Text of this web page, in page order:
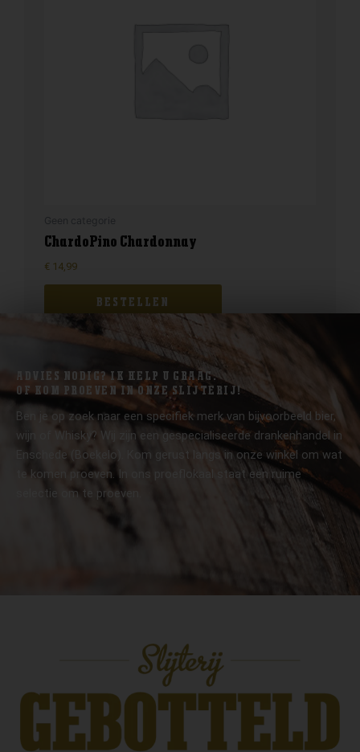
ChardoPino Chardonnay
€ 14,99
BESTELLEN
ADVIES NODIG? IK HELP U GRAAG.
OF KOM PROEVEN IN ONZE SLIJTERIJ!
Ben je op zoek naar een specifiek merk van bijvoorbeeld bier,
wijn of Whisky? Wij zijn een gespecialiseerde drankenhandel in
Enschede (Boekelo). Kom gerust langs in onze winkel om wat
te komen proeven. In ons proeflokaal staat een ruime
selectie om te proeven.